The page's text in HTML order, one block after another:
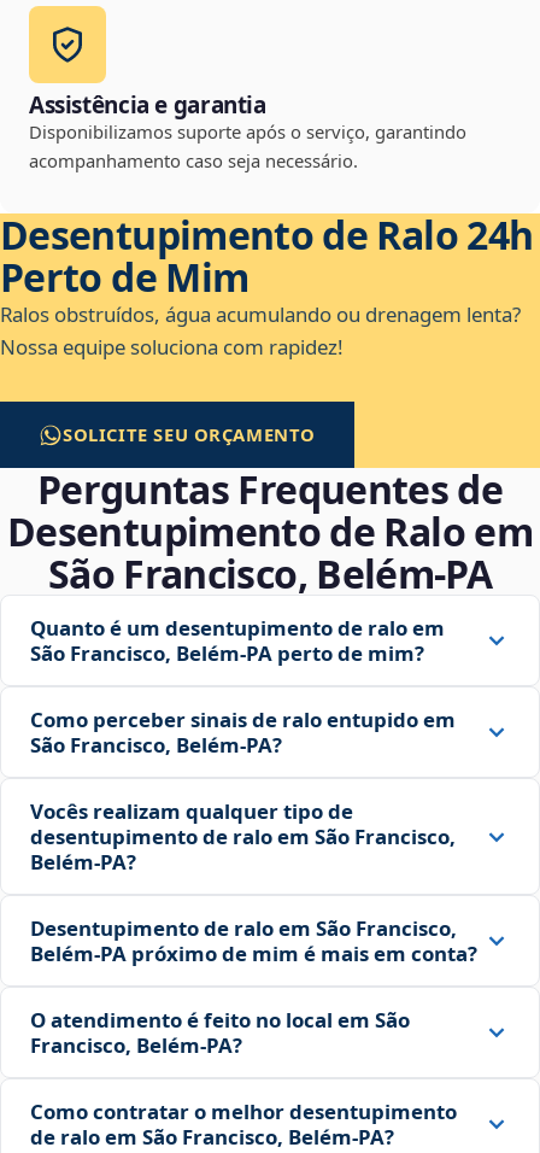
Assistência e garantia
Disponibilizamos suporte após o serviço, garantindo
acompanhamento caso seja necessário.
Desentupimento de Ralo 24h
Perto de Mim
Ralos obstruídos, água acumulando ou drenagem lenta?
Nossa equipe soluciona com rapidez!
SOLICITE SEU ORÇAMENTO
Perguntas Frequentes de
Desentupimento de Ralo em
São Francisco, Belém‑PA
Quanto é um desentupimento de ralo em
São Francisco, Belém‑PA perto de mim?
Como perceber sinais de ralo entupido em
São Francisco, Belém‑PA?
Vocês realizam qualquer tipo de
desentupimento de ralo em São Francisco,
Belém‑PA?
Desentupimento de ralo em São Francisco,
Belém‑PA próximo de mim é mais em conta?
O atendimento é feito no local em São
Francisco, Belém‑PA?
Como contratar o melhor desentupimento
de ralo em São Francisco, Belém‑PA?